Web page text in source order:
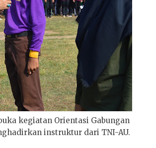
kegiatan Orientasi Gabungan
instruktur dari TNI-AU.